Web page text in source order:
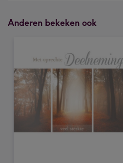
Anderen bekeken ook